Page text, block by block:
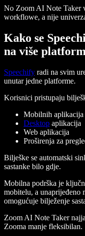
No Zoom AI Note Taker
workflowe, a nije
Kako se
na više
Speechify radi na svim
unutar jedne platforme.
Korisnici pristupaju
Mobilnih aplikacija
Desktop aplikacija
Web aplikacija
Proširenja za
Bilješke se automatski
sastanke bilo gdje.
Mobilna podrška je
mobitelu, a unaprijeđeno
omogućuje bilježenje
Zoom AI Note Taker
Zooma manje fleksibilan.